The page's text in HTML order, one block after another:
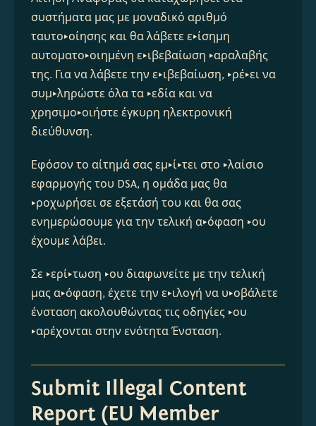
συστήματα μας με μοναδικό αριθμό
ταυτοποίησης και θα λάβετε επίσημη
αυτοματοποιημένη επιβεβαίωση παραλαβής
της. Για να λάβετε την επιβεβαίωση, πρέπει να
συμπληρώστε όλα τα πεδία και να
χρησιμοποιήστε έγκυρη ηλεκτρονική
διεύθυνση.
Εφόσον το αίτημά σας εμπίπτει στο πλαίσιο
εφαρμογής του DSA, η ομάδα μας θα
προχωρήσει σε εξετάσή του και θα σας
ενημερώσουμε για την τελική απόφαση που
έχουμε λάβει.
Σε περίπτωση που διαφωνείτε με την τελική
μας απόφαση, έχετε την επιλογή να υποβάλετε
ένσταση ακολουθώντας τις οδηγίες που
παρέχονται στην ενότητα Ένσταση.
Submit Illegal Content
Report (EU Member